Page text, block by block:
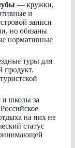
— кружки,
и
записи
но обязаны
нормативные
туры для
продукт.
и школы за
на них не
статус